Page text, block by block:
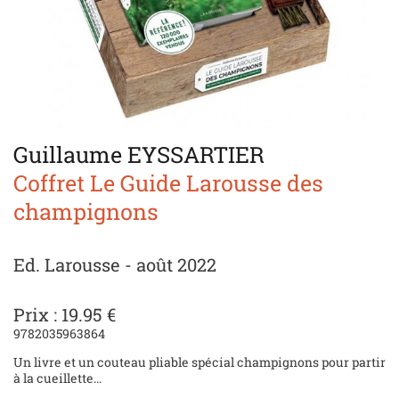
Guillaume EYSSARTIER
Coffret Le Guide Larousse des
champignons
Ed. Larousse - août 2022
Prix : 19.95 €
9782035963864
Un livre et un couteau pliable spécial champignons pour partir
à la cueillette...